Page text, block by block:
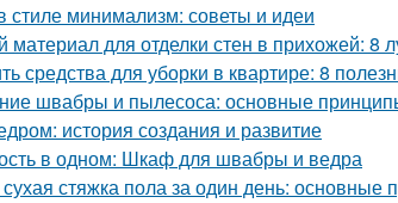
стиле минимализм: советы и идеи
для отделки стен в прихожей: 8
средства для уборки в квартире: 8
швабры и пылесоса: основные
история создания и развитие
в одном: Шкаф для швабры и ведра
стяжка пола за один день: